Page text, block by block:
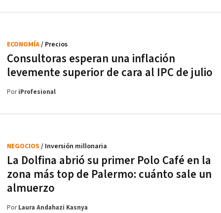
Consultoras esperan una inflación
levemente superior de cara al IPC de julio
ECONOMÍA/ Precios
PoriProfesional
La Dolfina abrió su primer Polo Café en la
zona más top de Palermo: cuánto sale un
almuerzo
NEGOCIOS / Inversión millonaria
PorLaura Andahazi Kasnya